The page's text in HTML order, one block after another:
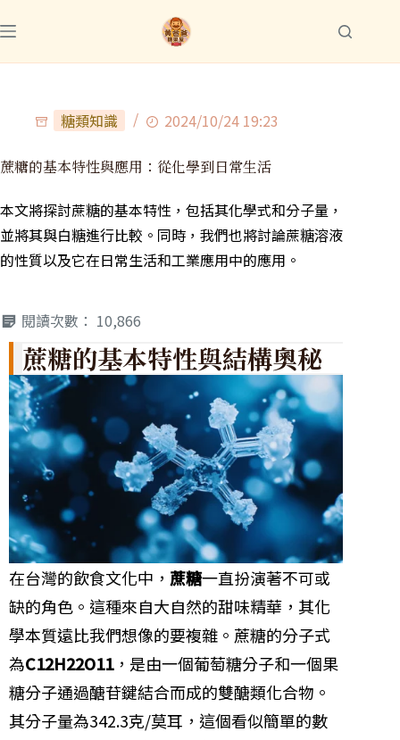
糖類知識 2024/10/24 19:23
蔗糖的基本特性與應用：從化學到日常生活
本文將探討蔗糖的基本特性，包括其化學式和分子量，
並將其與白糖進行比較。同時，我們也將討論蔗糖溶液
的性質以及它在日常生活和工業應用中的應用。
閱讀次數： 10,866
蔗糖的基本特性與結構奧秘
在台灣的飲食文化中， 蔗糖一直扮演著不可或
缺的角色。這種來自大自然的甜味精華，其化
學本質遠比我們想像的要複雜。蔗糖的分子式
為C12H22O11，是由一個葡萄糖分子和一個果
糖分子通過醣苷鍵結合而成的雙醣類化合物。
其分子量為342.3克/莫耳，這個看似簡單的數